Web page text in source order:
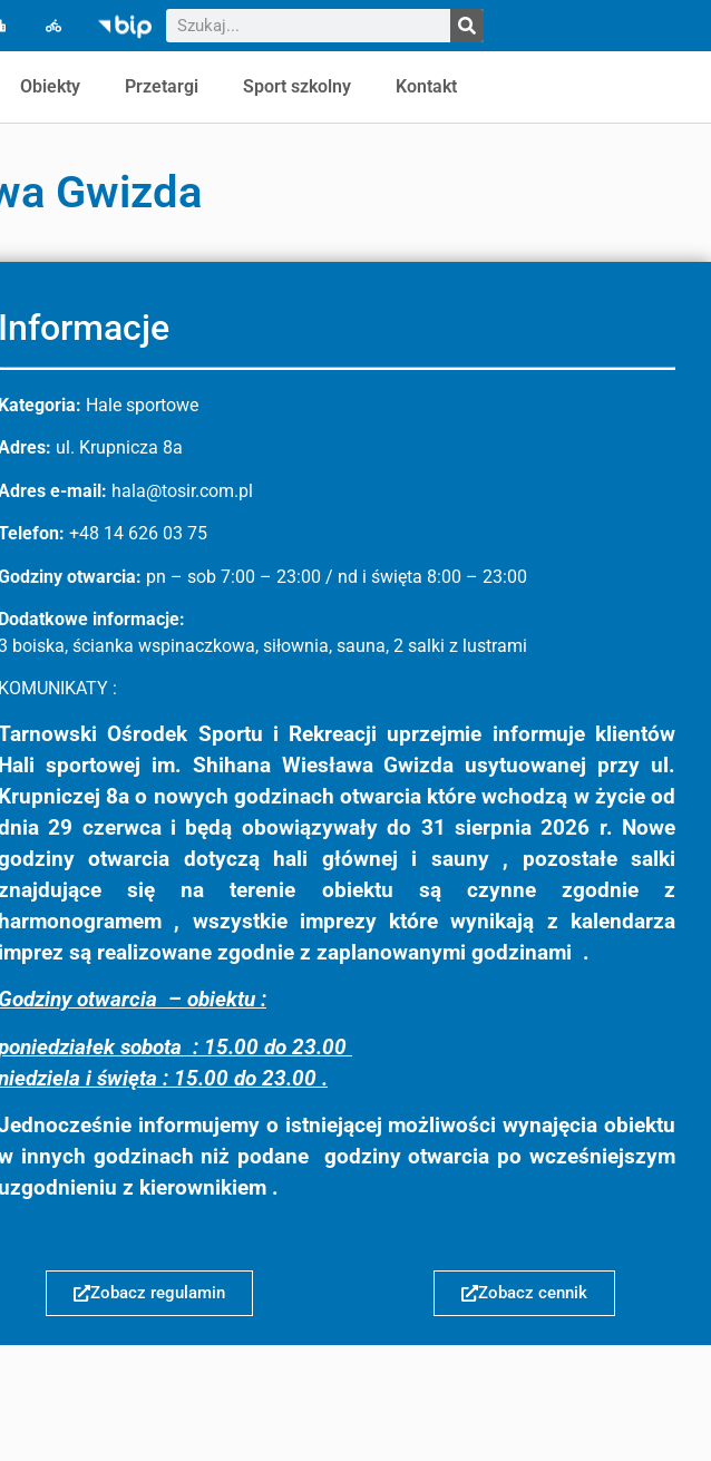
Obiekty Przetargi Sport szkolny Kontakt
Gwizda
Informacje
Kategoria: Hale sportowe
ul. Krupnicza 8a
e-mail: hala@tosir.com.pl
+48 14 626 03 75
otwarcia: pn – sob 7:00 – 23:00 / nd i święta 8:00 – 23:00
Dodatkowe informacje:
boiska, ścianka wspinaczkowa, siłownia, sauna, 2 salki z lustrami
KOMUNIKATY :
Ośrodek Sportu i Rekreacji uprzejmie informuje klientów
Hali sportowej im. Shihana Wiesława Gwizda usytuowanej przy ul.
Krupniczej 8a o nowych godzinach otwarcia które wchodzą w życie od
29 czerwca i będą obowiązywały do 31 sierpnia 2026 r. Nowe
otwarcia dotyczą hali głównej i sauny , pozostałe salki
się na terenie obiektu są czynne zgodnie z
harmonogramem , wszystkie imprezy które wynikają z kalendarza
imprez są realizowane zgodnie z zaplanowanymi godzinami .
Godziny otwarcia – obiektu :
sobota : 15.00 do 23.00
i święta : 15.00 do 23.00 .
informujemy o istniejącej możliwości wynajęcia obiektu
innych godzinach niż podane godziny otwarcia po wcześniejszym
uzgodnieniu z kierownikiem .
Zobacz regulamin Zobacz cennik